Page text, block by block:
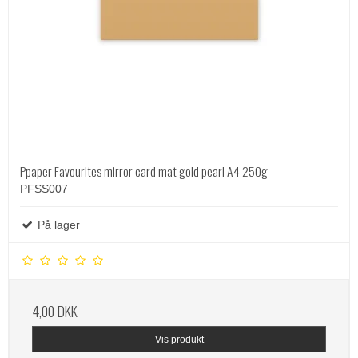
Ppaper Favourites mirror card mat gold pearl A4 250g
PFSS007
På lager
4,00 DKK
Vis produkt